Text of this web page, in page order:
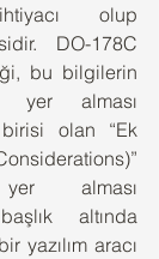
olup
DO-178C
bu bilgilerin
yer alması
olan “Ek
alması
altında
yazılım aracı